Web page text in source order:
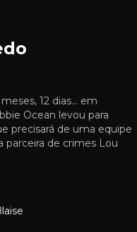
12 dias… em
Ocean levou para
precisará de uma equipe
parceira de crimes Lou